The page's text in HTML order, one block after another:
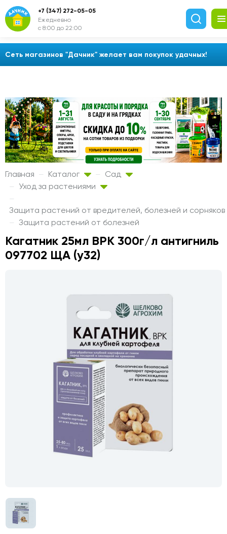
Сеть магазинов "Дачник" желает вам покупок удачных!
+7 (347) 272-05-05
Ежедневно
с 8:00 до 22:00
Главная Каталог
Сад
Уход за растениями
Защита растений от вредителей, болезней и сорняков
Защита растений от болезней
Кагатник 25мл ВРК 300г/л антигниль
097702 ЩА (у32)